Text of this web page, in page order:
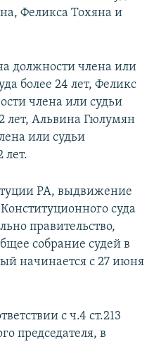
Феликса Тохяна и
должности члена или
более 24 лет, Феликс
члена или судьи
лет, Альвина Гюлумян
или судьи
лет.
РА, выдвижение
суда
правительство,
собрание судей в
начинается с 27 июня
с ч.4 ст.213
председателя, в